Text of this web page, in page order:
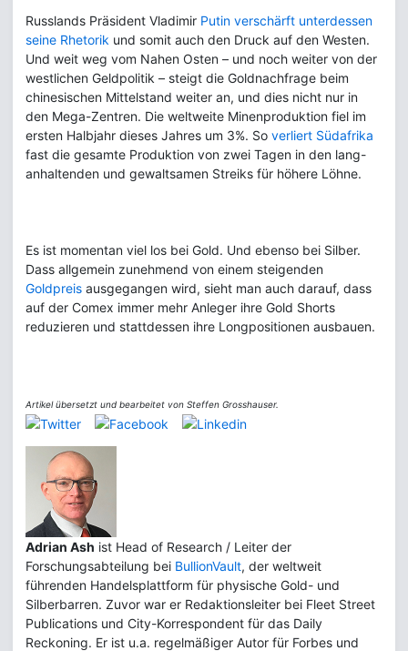
Russlands Präsident Vladimir Putin verschärft unterdessen
seine Rhetorik und somit auch den Druck auf den Westen.
Und weit weg vom Nahen Osten – und noch weiter von der
westlichen Geldpolitik – steigt die Goldnachfrage beim
chinesischen Mittelstand weiter an, und dies nicht nur in
den Mega-Zentren. Die weltweite Minenproduktion fiel im
ersten Halbjahr dieses Jahres um 3%. So verliert Südafrika
fast die gesamte Produktion von zwei Tagen in den lang-
anhaltenden und gewaltsamen Streiks für höhere Löhne.
Es ist momentan viel los bei Gold. Und ebenso bei Silber.
Dass allgemein zunehmend von einem steigenden
Goldpreis ausgegangen wird, sieht man auch darauf, dass
auf der Comex immer mehr Anleger ihre Gold Shorts
reduzieren und stattdessen ihre Longpositionen ausbauen.
Artikel übersetzt und bearbeitet von Steffen Grosshauser.
Adrian Ash ist Head of Research / Leiter der
Forschungsabteilung bei BullionVault, der weltweit
führenden Handelsplattform für physische Gold- und
Silberbarren. Zuvor war er Redaktionsleiter bei Fleet Street
Publications und City-Korrespondent für das Daily
Reckoning. Er ist u.a. regelmäßiger Autor für Forbes und